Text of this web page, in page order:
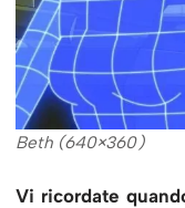
Beth (640×360)
Vi ricordate